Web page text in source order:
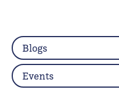
Blogs
Events